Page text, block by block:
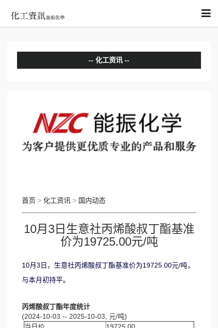
化工资讯
国际动态
首页 > 化工资讯 > 国内动态
10月3日生意社丙烯酸叔丁酯基准
价为19725.00元/吨
10月3日，生意社丙烯酸叔丁酯基准价为19725.00元/吨，
与本月初持平。
丙烯酸叔丁酯年度统计
(2024-10-03 -- 2025-10-03, 元/吨)
当日价
19725.00